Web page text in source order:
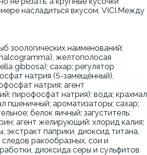
насладиться вкусом. VICI.Между
зоологических наименований:
желтополосая
gibbosa); сахар; регулятор
натрия (5-замещённый),
натрия; агент
пирофосфат натрия); вода; крахмал
пшеничный; ароматизаторы; сахар;
белок яичный; загуститель:
агент желирующий: хлорид калия;
экстракт паприки, диоксид титана.
ракообразных, сои и
диоксида серы и сульфитов